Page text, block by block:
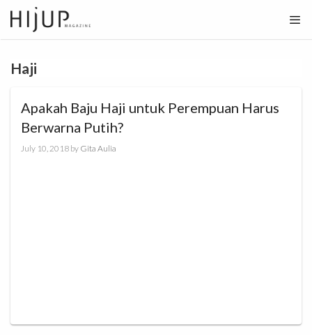
Skip
to
content
Haji
Apakah Baju Haji untuk Perempuan Harus
Berwarna Putih?
July 10, 2018 by Gita Aulia